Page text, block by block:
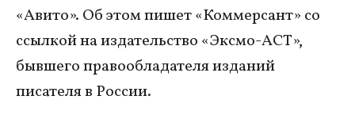
«Авито». Об этом пишет «Коммерсант» со
ссылкой на издательство «Эксмо-АСТ»,
бывшего правообладателя изданий
писателя в России.